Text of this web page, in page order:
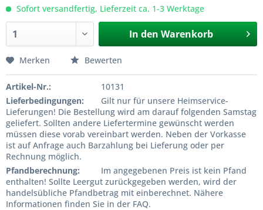
Sofort versandfertig, Lieferzeit ca. 1-3 Werktage
In den Warenkorb
Merken Bewerten
Artikel-Nr.:
10131
Lieferbedingungen:
Gilt nur für unsere Heimservice-
Lieferungen! Die Bestellung wird am darauf folgenden Samstag
geliefert. Sollten andere Liefertermine gewünscht werden
müssen diese vorab vereinbart werden. Neben der Vorkasse
ist auf Anfrage auch Barzahlung bei Lieferung oder per
Rechnung möglich.
Pfandberechnung:
Im angegebenen Preis ist kein Pfand
enthalten! Sollte Leergut zurückgegeben werden, wird der
handelsübliche Pfandbetrag mit einberechnet. Nähere
Informationen finden Sie in der FAQ.